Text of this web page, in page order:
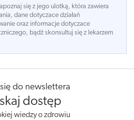
się z jego ulotką, która zawiera
dane dotyczace działań
oraz informacje dotyczace
bądź skonsultuj się z lekarzem
do newslettera
dostęp
wiedzy o zdrowiu